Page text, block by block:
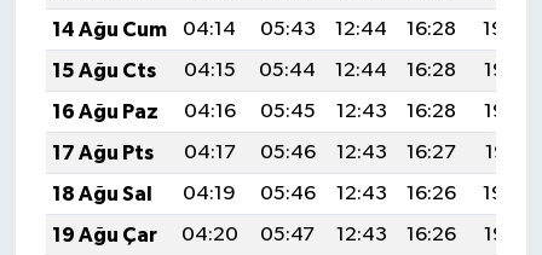
14 Ağu Cum
04:14 05:43 12:44 16:28
19:34
15 Ağu Cts
04:15 05:44 12:44 16:28
19:33
16 Ağu Paz
04:16 05:45 12:43 16:28
19:32
17 Ağu Pts
04:17 05:46 12:43 16:27
19:31
18 Ağu Sal
04:19 05:46 12:43 16:26
19:30
19 Ağu Çar
04:20 05:47 12:43 16:26
19:28